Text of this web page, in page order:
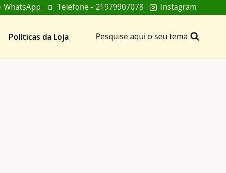
WhatsApp Telefone - 21979907078 Instagram
Políticas da Loja Pesquise aqui o seu tema